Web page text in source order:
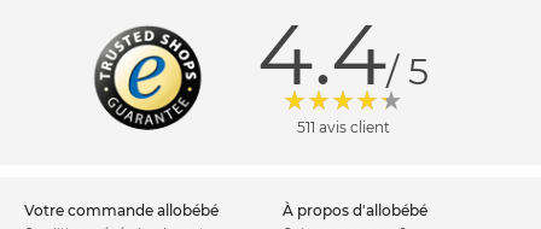
4.4/ 5
511 avis client
votre commande allobébé à propos d'allobébé